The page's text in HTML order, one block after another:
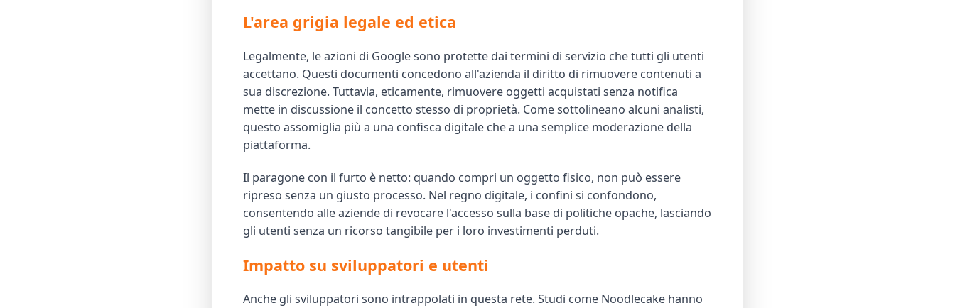
L'area grigia legale ed etica
Legalmente, le azioni di Google sono protette dai termini di servizio che tutti gli utenti
accettano. Questi documenti concedono all'azienda il diritto di rimuovere contenuti a
sua discrezione. Tuttavia, eticamente, rimuovere oggetti acquistati senza notifica
mette in discussione il concetto stesso di proprietà. Come sottolineano alcuni analisti,
questo assomiglia più a una confisca digitale che a una semplice moderazione della
piattaforma.
Il paragone con il furto è netto: quando compri un oggetto fisico, non può essere
ripreso senza un giusto processo. Nel regno digitale, i confini si confondono,
consentendo alle aziende di revocare l'accesso sulla base di politiche opache, lasciando
gli utenti senza un ricorso tangibile per i loro investimenti perduti.
Impatto su sviluppatori e utenti
Anche gli sviluppatori sono intrappolati in questa rete. Studi come Noodlecake hanno